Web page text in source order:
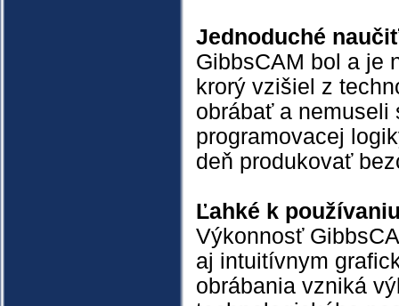
Jednoduché
GibbsCAM bol a je
krorý vzišiel z
obrábať a
programovacej
deň produkovať
Ľahké k
Výkonnosť
aj intuitívnym
obrábania vzniká